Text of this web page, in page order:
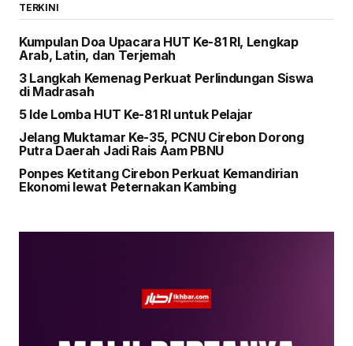
TERKINI
Kumpulan Doa Upacara HUT Ke-81 RI, Lengkap
Arab, Latin, dan Terjemah
3 Langkah Kemenag Perkuat Perlindungan Siswa
di Madrasah
5 Ide Lomba HUT Ke-81 RI untuk Pelajar
Jelang Muktamar Ke-35, PCNU Cirebon Dorong
Putra Daerah Jadi Rais Aam PBNU
Ponpes Ketitang Cirebon Perkuat Kemandirian
Ekonomi lewat Peternakan Kambing